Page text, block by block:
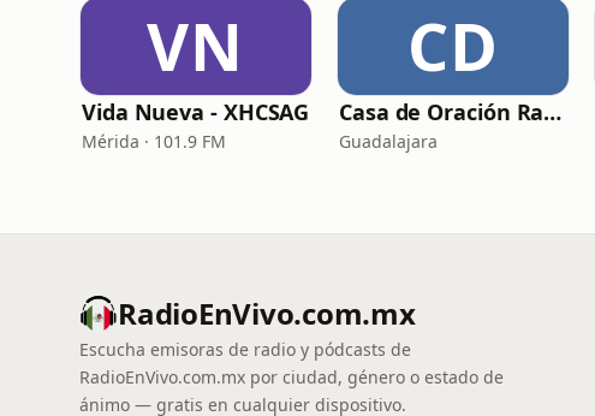
VN
Vida Nueva - XHCSAG
Mérida · 101.9 FM
CD
Casa de Oración Radio
Guadalajara
RadioEnVivo.com.mx
Escucha emisoras de radio y pódcasts de
RadioEnVivo.com.mx por ciudad, género o estado de
ánimo — gratis en cualquier dispositivo.